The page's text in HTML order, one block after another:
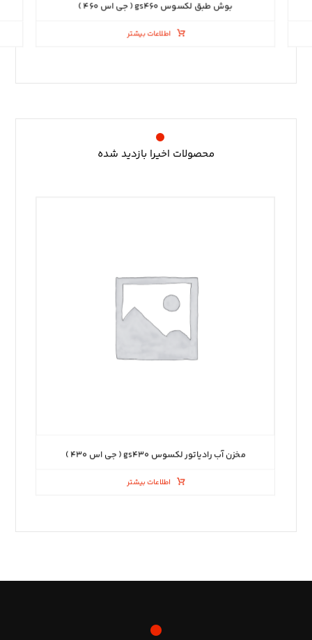
بوش طبق لکسوس gs۴۶۰ ( جی اس ۴۶۰ )
اطلاعات بیشتر
محصولات اخیرا بازدید شده
مخزن آب رادیاتور لکسوس gs۴۳۰ ( جی اس ۴۳۰ )
اطلاعات بیشتر